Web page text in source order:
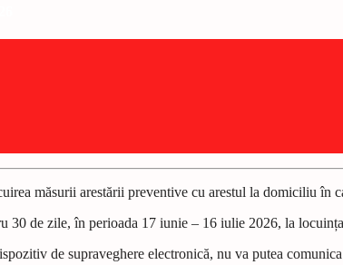
măsurii arestării preventive cu arestul la domiciliu în
30 de zile, în perioada 17 iunie – 16 iulie 2026, la
de supraveghere electronică, nu va putea